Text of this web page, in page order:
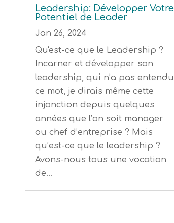
Leadership: Développer Votre
Potentiel de Leader
Jan 26, 2024
Qu'est-ce que le Leadership ?
Incarner et développer son
leadership, qui n’a pas entendu
ce mot, je dirais même cette
injonction depuis quelques
années que l’on soit manager
ou chef d’entreprise ? Mais
qu’est-ce que le leadership ?
Avons-nous tous une vocation
de...